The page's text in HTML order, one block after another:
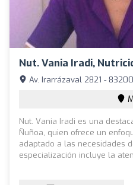
Nut. Vania Iradi,
Av. Irarrázaval 2821 -
Nut. Vania Iradi es una
Ñuñoa, quien ofrece un
adaptado a las necesidades
especialización incluye la